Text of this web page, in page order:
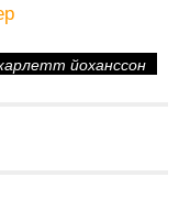
йоханссон